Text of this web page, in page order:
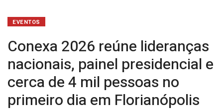
dia
em
Florianópolis
EVENTOS
Conexa 2026 reúne lideranças
nacionais, painel presidencial e
cerca de 4 mil pessoas no
primeiro dia em Florianópolis